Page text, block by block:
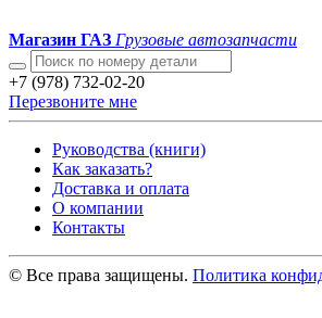
Магазин ГАЗ Грузовые автозапчасти
+7 (978) 732-02-20
Перезвоните мне
Руководства (книги)
Как заказать?
Доставка и оплата
О компании
Контакты
© Все права защищены. Политика